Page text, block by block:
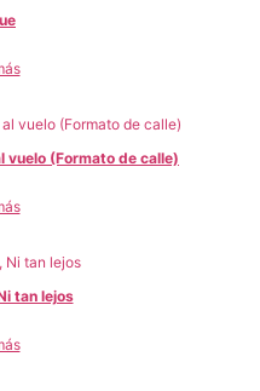
vuelo (Formato de calle)
tan lejos